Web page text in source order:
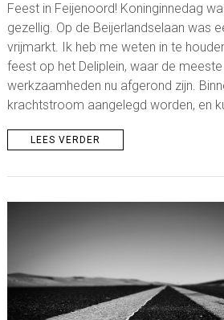
Feest in Feijenoord! Koninginnedag
gezellig. Op de Beijerlandselaan was
vrijmarkt. Ik heb me weten in te
feest op het Deliplein, waar de meeste
werkzaamheden nu afgerond zijn.
krachtstroom aangelegd worden, en
LEES VERDER